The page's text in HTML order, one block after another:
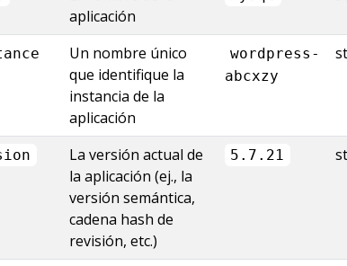
aplicación
Un nombre único
que identifique la
instancia de la
aplicación
wordpress-
abcxzy
La versión actual de
la aplicación (ej., la
versión semántica,
cadena hash de
revisión, etc.)
5.7.21